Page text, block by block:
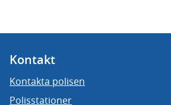
Kontakt
Kontakta polisen
Polisstationer